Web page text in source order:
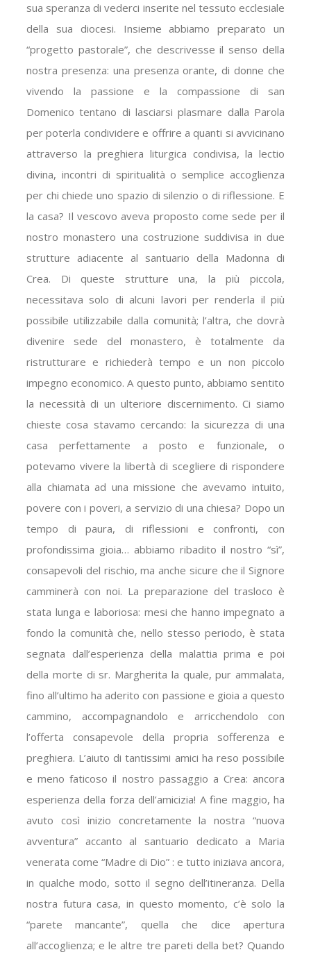
sua speranza di vederci inserite nel tessuto ecclesiale
della sua diocesi. Insieme abbiamo preparato un
“progetto pastorale”, che descrivesse il senso della
nostra presenza: una presenza orante, di donne che
vivendo la passione e la compassione di san
Domenico tentano di lasciarsi plasmare dalla Parola
per poterla condividere e offrire a quanti si avvicinano
attraverso la preghiera liturgica condivisa, la lectio
divina, incontri di spiritualità o semplice accoglienza
per chi chiede uno spazio di silenzio o di riflessione. E
la casa? Il vescovo aveva proposto come sede per il
nostro monastero una costruzione suddivisa in due
strutture adiacente al santuario della Madonna di
Crea. Di queste strutture una, la più piccola,
necessitava solo di alcuni lavori per renderla il più
possibile utilizzabile dalla comunità; l’altra, che dovrà
divenire sede del monastero, è totalmente da
ristrutturare e richiederà tempo e un non piccolo
impegno economico. A questo punto, abbiamo sentito
la necessità di un ulteriore discernimento. Ci siamo
chieste cosa stavamo cercando: la sicurezza di una
casa perfettamente a posto e funzionale, o
potevamo vivere la libertà di scegliere di rispondere
alla chiamata ad una missione che avevamo intuito,
povere con i poveri, a servizio di una chiesa? Dopo un
tempo di paura, di riflessioni e confronti, con
profondissima gioia… abbiamo ribadito il nostro “sì”,
consapevoli del rischio, ma anche sicure che il Signore
camminerà con noi. La preparazione del trasloco è
stata lunga e laboriosa: mesi che hanno impegnato a
fondo la comunità che, nello stesso periodo, è stata
segnata dall’esperienza della malattia prima e poi
della morte di sr. Margherita la quale, pur ammalata,
fino all’ultimo ha aderito con passione e gioia a questo
cammino, accompagnandolo e arricchendolo con
l’offerta consapevole della propria sofferenza e
preghiera. L’aiuto di tantissimi amici ha reso possibile
e meno faticoso il nostro passaggio a Crea: ancora
esperienza della forza dell’amicizia! A fine maggio, ha
avuto così inizio concretamente la nostra “nuova
avventura” accanto al santuario dedicato a Maria
venerata come “Madre di Dio” : e tutto iniziava ancora,
in qualche modo, sotto il segno dell’itineranza. Della
nostra futura casa, in questo momento, c’è solo la
“parete mancante”, quella che dice apertura
all’accoglienza; e le altre tre pareti della bet? Quando